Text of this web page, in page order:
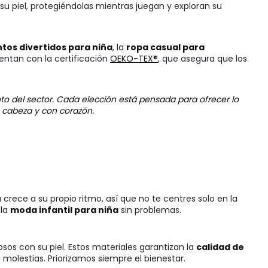
piel, protegiéndolas mientras juegan y exploran su
divertidos para niña, la ropa casual para
con la certificación OEKO-TEX®, que asegura que los
del sector. Cada elección está pensada para ofrecer lo
y con corazón.
a su propio ritmo, así que no te centres solo en la
moda infantil para niña sin problemas.
con su piel. Estos materiales garantizan la calidad de
Priorizamos siempre el bienestar.